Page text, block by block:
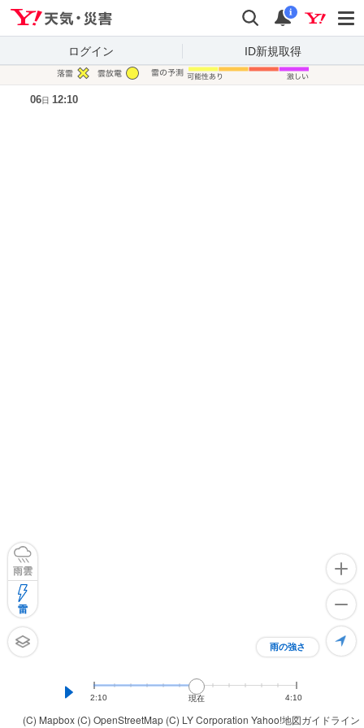
検索 通知
i
ログイン ID新規取得
(C) Mapbox (C) OpenStreetMap (C) LY Corporation Yahoo!地図ガイドライン
雨の強さ
雨雲
雷
2:10 現在 4:10
06日 12:10